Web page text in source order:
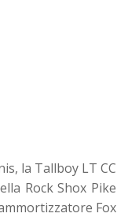
la Tallboy LT CC
Rock Shox Pike
Fox